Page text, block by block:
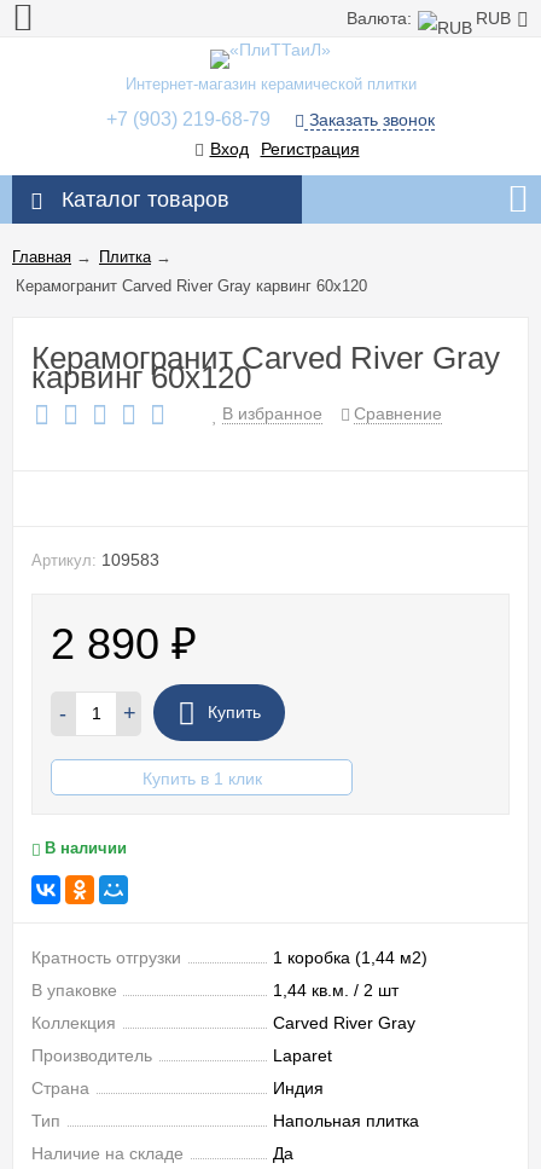
Валюта: RUB
Интернет-магазин керамической плитки
+7 (903) 219-68-79
Заказать звонок
Вход
Регистрация
Каталог товаров
Главная → Плитка→
Керамогранит Carved River Gray карвинг 60x120
Керамогранит Carved River Gray
карвинг 60x120
В избранное Сравнение
Артикул: 109583
2 890 ₽
- + Купить
Купить в 1 клик
В наличии
Кратность отгрузки
1 коробка (1,44 м2)
В упаковке
1,44 кв.м. / 2 шт
Коллекция
Carved River Gray
Производитель
Laparet
Страна
Индия
Тип
Напольная плитка
Наличие на складе
Да